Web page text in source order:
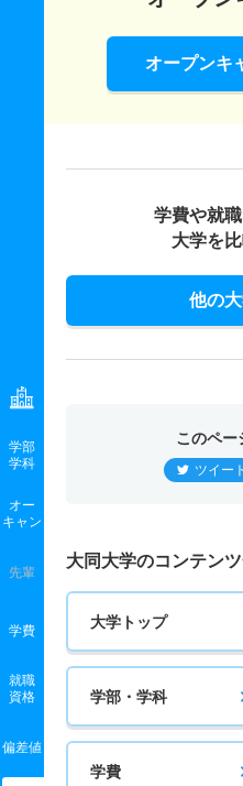
学部
学科
オー
キャン
先輩
学費
就職
資格
偏差値
オープンキ
学費や就
大学を
他の
このペー
ツイート
大同大学のコンテン
大学トップ
学部・学科
学費